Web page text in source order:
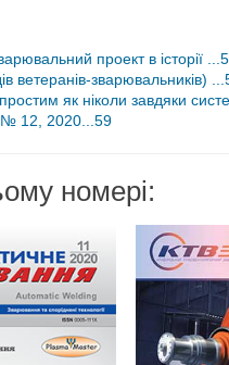
проект в історії
ветеранів-зварювальників)
як ніколи завдяки
№ 12, 2020...59
номері: